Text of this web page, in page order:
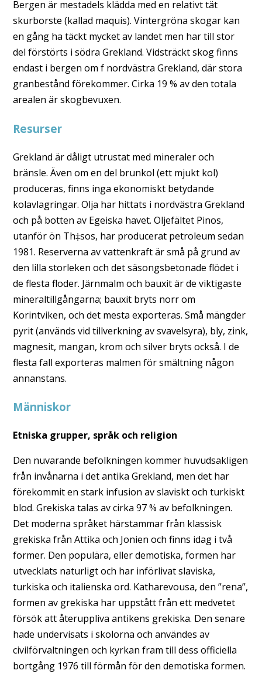
Bergen är mestadels klädda med en relativt tät
skurborste (kallad maquis). Vintergröna skogar kan
en gång ha täckt mycket av landet men har till stor
del förstörts i södra Grekland. Vidsträckt skog finns
endast i bergen om f nordvästra Grekland, där stora
granbestånd förekommer. Cirka 19 % av den totala
arealen är skogbevuxen.
Resurser
Grekland är dåligt utrustat med mineraler och
bränsle. Även om en del brunkol (ett mjukt kol)
produceras, finns inga ekonomiskt betydande
kolavlagringar. Olja har hittats i nordvästra Grekland
och på botten av Egeiska havet. Oljefältet Pinos,
utanför ön Th‡sos, har producerat petroleum sedan
1981. Reserverna av vattenkraft är små på grund av
den lilla storleken och det säsongsbetonade flödet i
de flesta floder. Järnmalm och bauxit är de viktigaste
mineraltillgångarna; bauxit bryts norr om
Korintviken, och det mesta exporteras. Små mängder
pyrit (används vid tillverkning av svavelsyra), bly, zink,
magnesit, mangan, krom och silver bryts också. I de
flesta fall exporteras malmen för smältning någon
annanstans.
Människor
Etniska grupper, språk och religion
Den nuvarande befolkningen kommer huvudsakligen
från invånarna i det antika Grekland, men det har
förekommit en stark infusion av slaviskt och turkiskt
blod. Grekiska talas av cirka 97 % av befolkningen.
Det moderna språket härstammar från klassisk
grekiska från Attika och Jonien och finns idag i två
former. Den populära, eller demotiska, formen har
utvecklats naturligt och har införlivat slaviska,
turkiska och italienska ord. Katharevousa, den ”rena”,
formen av grekiska har uppstått från ett medvetet
försök att återuppliva antikens grekiska. Den senare
hade undervisats i skolorna och användes av
civilförvaltningen och kyrkan fram till dess officiella
bortgång 1976 till förmån för den demotiska formen.